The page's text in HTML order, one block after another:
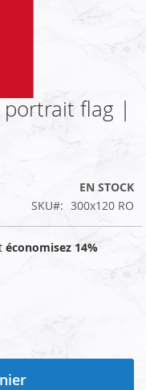
portrait flag |
EN STOCK
SKU
300x120 RO
économisez 14%